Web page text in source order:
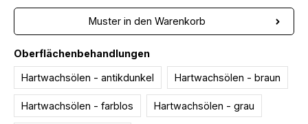
Muster in den Warenkorb
Oberflächenbehandlungenauswählen
Hartwachsölen - antikdunkel Hartwachsölen - braun
Hartwachsölen - farblos Hartwachsölen - grau